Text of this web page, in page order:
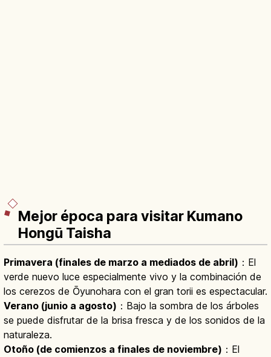
Mejor época para visitar Kumano
Hongū Taisha
Primavera (finales de marzo a mediados de abril) ：El
verde nuevo luce especialmente vivo y la combinación de
los cerezos de Ōyunohara con el gran torii es espectacular.
Verano (junio a agosto) ：Bajo la sombra de los árboles
se puede disfrutar de la brisa fresca y de los sonidos de la
naturaleza.
Otoño (de comienzos a finales de noviembre) ：El